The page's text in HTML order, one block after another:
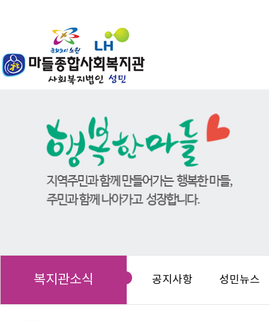
복지관소식 공지사항 성민뉴스